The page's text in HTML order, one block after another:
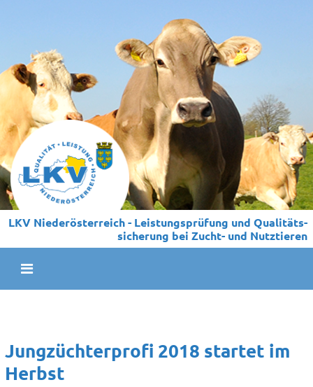
LKV Niederösterreich - Leistungs­prüfung und Qualitäts­
sicherung bei Zucht- und Nutztieren
Jungzüchterprofi 2018 startet im
Herbst